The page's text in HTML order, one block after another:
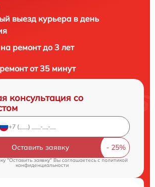
выезд курьера в день
ремонт до 3 лет
от 35 минут
консультация со
Оставить заявку
"Оставить заявку" Вы соглашаетесь cполитикой
конфиденциальности